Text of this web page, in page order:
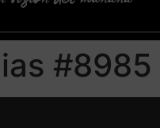
#8985